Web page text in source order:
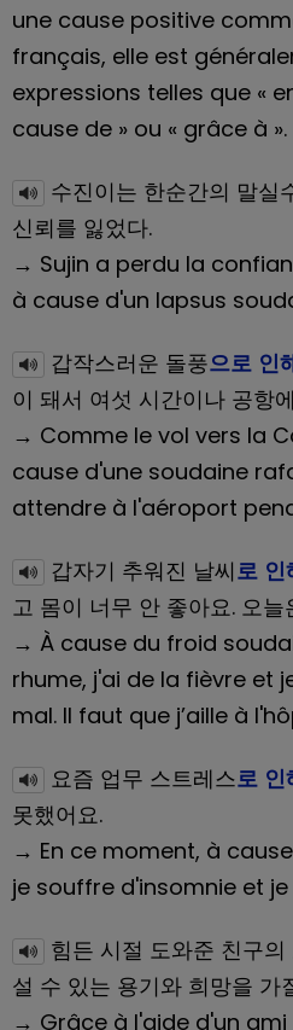
une cause positive
français, elle est
expressions telles que «
cause de » ou « grâce à ».
수진이는 한순간의 말실
신뢰를 잃었다.
→ Sujin a perdu la
à cause d'un lapsus
갑작스러운 돌풍으로 인
이 돼서 여섯 시간이나 공항
→ Comme le vol vers la
cause d'une soudaine
attendre à l'aéroport
갑자기 추워진 날씨로 인
고 몸이 너무 안 좋아요. 오
→ À cause du froid
rhume, j'ai de la fièvre et
mal. Il faut que j’aille à
요즘 업무 스트레스로 인
못했어요.
→ En ce moment, à
je souffre d'insomnie et
힘든 시절 도와준 친구의
설 수 있는 용기와 희망을 가
→ Grâce à l'aide d'un